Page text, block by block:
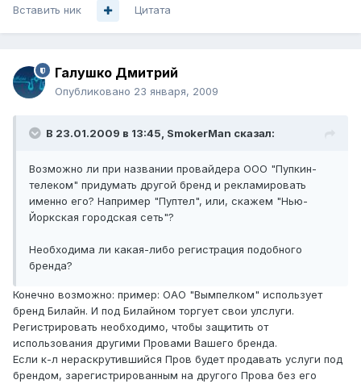
Вставить ник Цитата
Галушко Дмитрий
Опубликовано 23 января, 2009
В 23.01.2009 в 13:45, SmokerMan сказал:
Возможно ли при названии провайдера ООО "Пупкин-
телеком" придумать другой бренд и рекламировать
именно его? Например "Пуптел", или, скажем "Нью-
Йоркская городская сеть"?
Необходима ли какая-либо регистрация подобного
бренда?
Конечно возможно: пример: ОАО "Вымпелком" использует
бренд Билайн. И под Билайном торгует свои улслуги.
Регистрировать необходимо, чтобы защитить от
использования другими Провами Вашего бренда.
Если к-л нераскрутившийся Пров будет продавать услуги под
брендом, зарегистрированным на другого Прова без его